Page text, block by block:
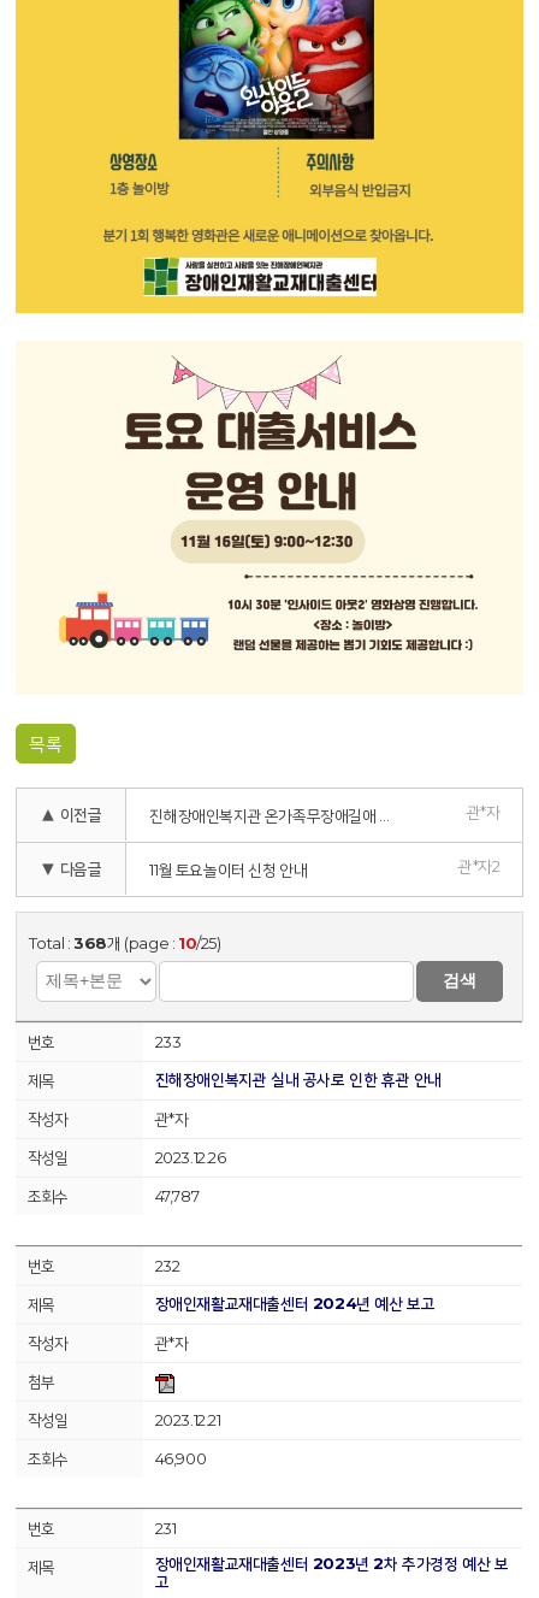
목록
▲ 이전글 진해장애인복지관 온가족무장애길애 행사 열어 <보도자료> 관*자
▼ 다음글 11월 토요놀이터 신청 안내 관*자2
Total :368개 (page : 10/25)
검색
233
진해장애인복지관 실내 공사로 인한 휴관 안내
관*자
2023.12.26
47,787
232
장애인재활교재대출센터 2024년 예산 보고
관*자
2023.12.21
46,900
231
장애인재활교재대출센터 2023년 2차 추가경정 예산 보
고